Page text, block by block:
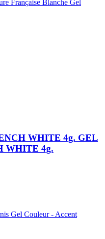
WHITE 4g. GEL
WHITE 4g.